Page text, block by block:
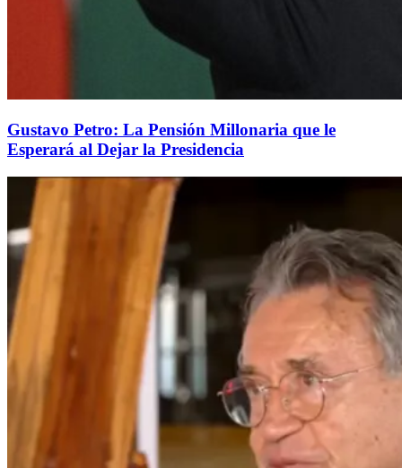
Gustavo Petro: La Pensión Millonaria que le
Esperará al Dejar la Presidencia